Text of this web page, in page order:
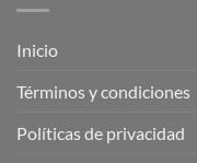
Inicio
Términos y condiciones
Políticas de privacidad